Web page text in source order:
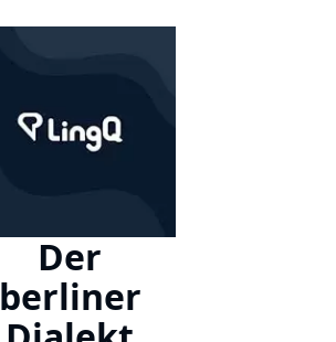
Der
berliner